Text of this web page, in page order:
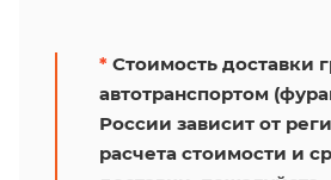
* Стоимость доставки
автотранспортом
России зависит от
расчета стоимости и